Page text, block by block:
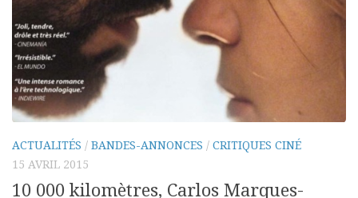
ACTUALITÉS / BANDES-ANNONCES / CRITIQUES CINÉ
15 AVRIL 2015
10 000 kilomètres, Carlos Marques-